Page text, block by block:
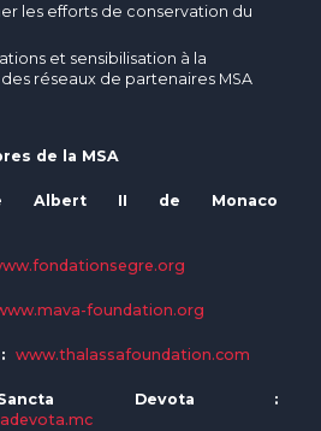
les efforts de conservation du
et sensibilisation à la
réseaux de partenaires MSA
de la MSA
Albert II de Monaco
foundation.org
www.thalassafoundation.com
Sancta Devota :